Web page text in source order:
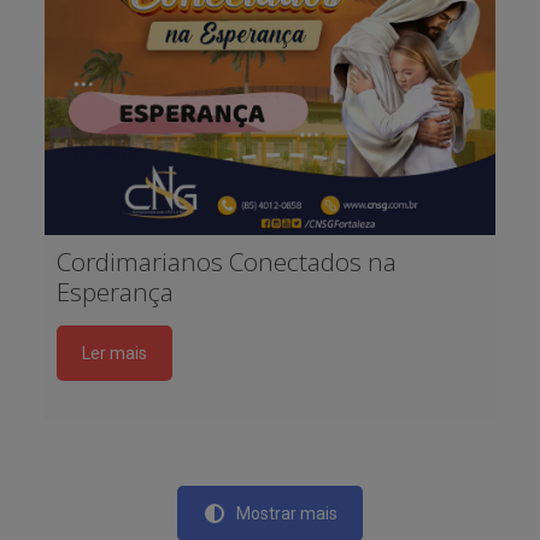
Cordimarianos Conectados na
Esperança
Ler mais
Mostrar mais